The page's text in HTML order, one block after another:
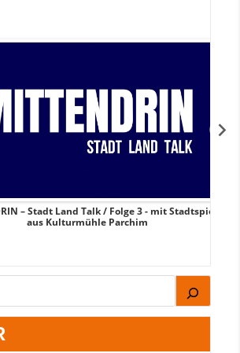
– Stadt Land Talk / Folge 3 - mit Stadtspiel
aus Kulturmühle Parchim